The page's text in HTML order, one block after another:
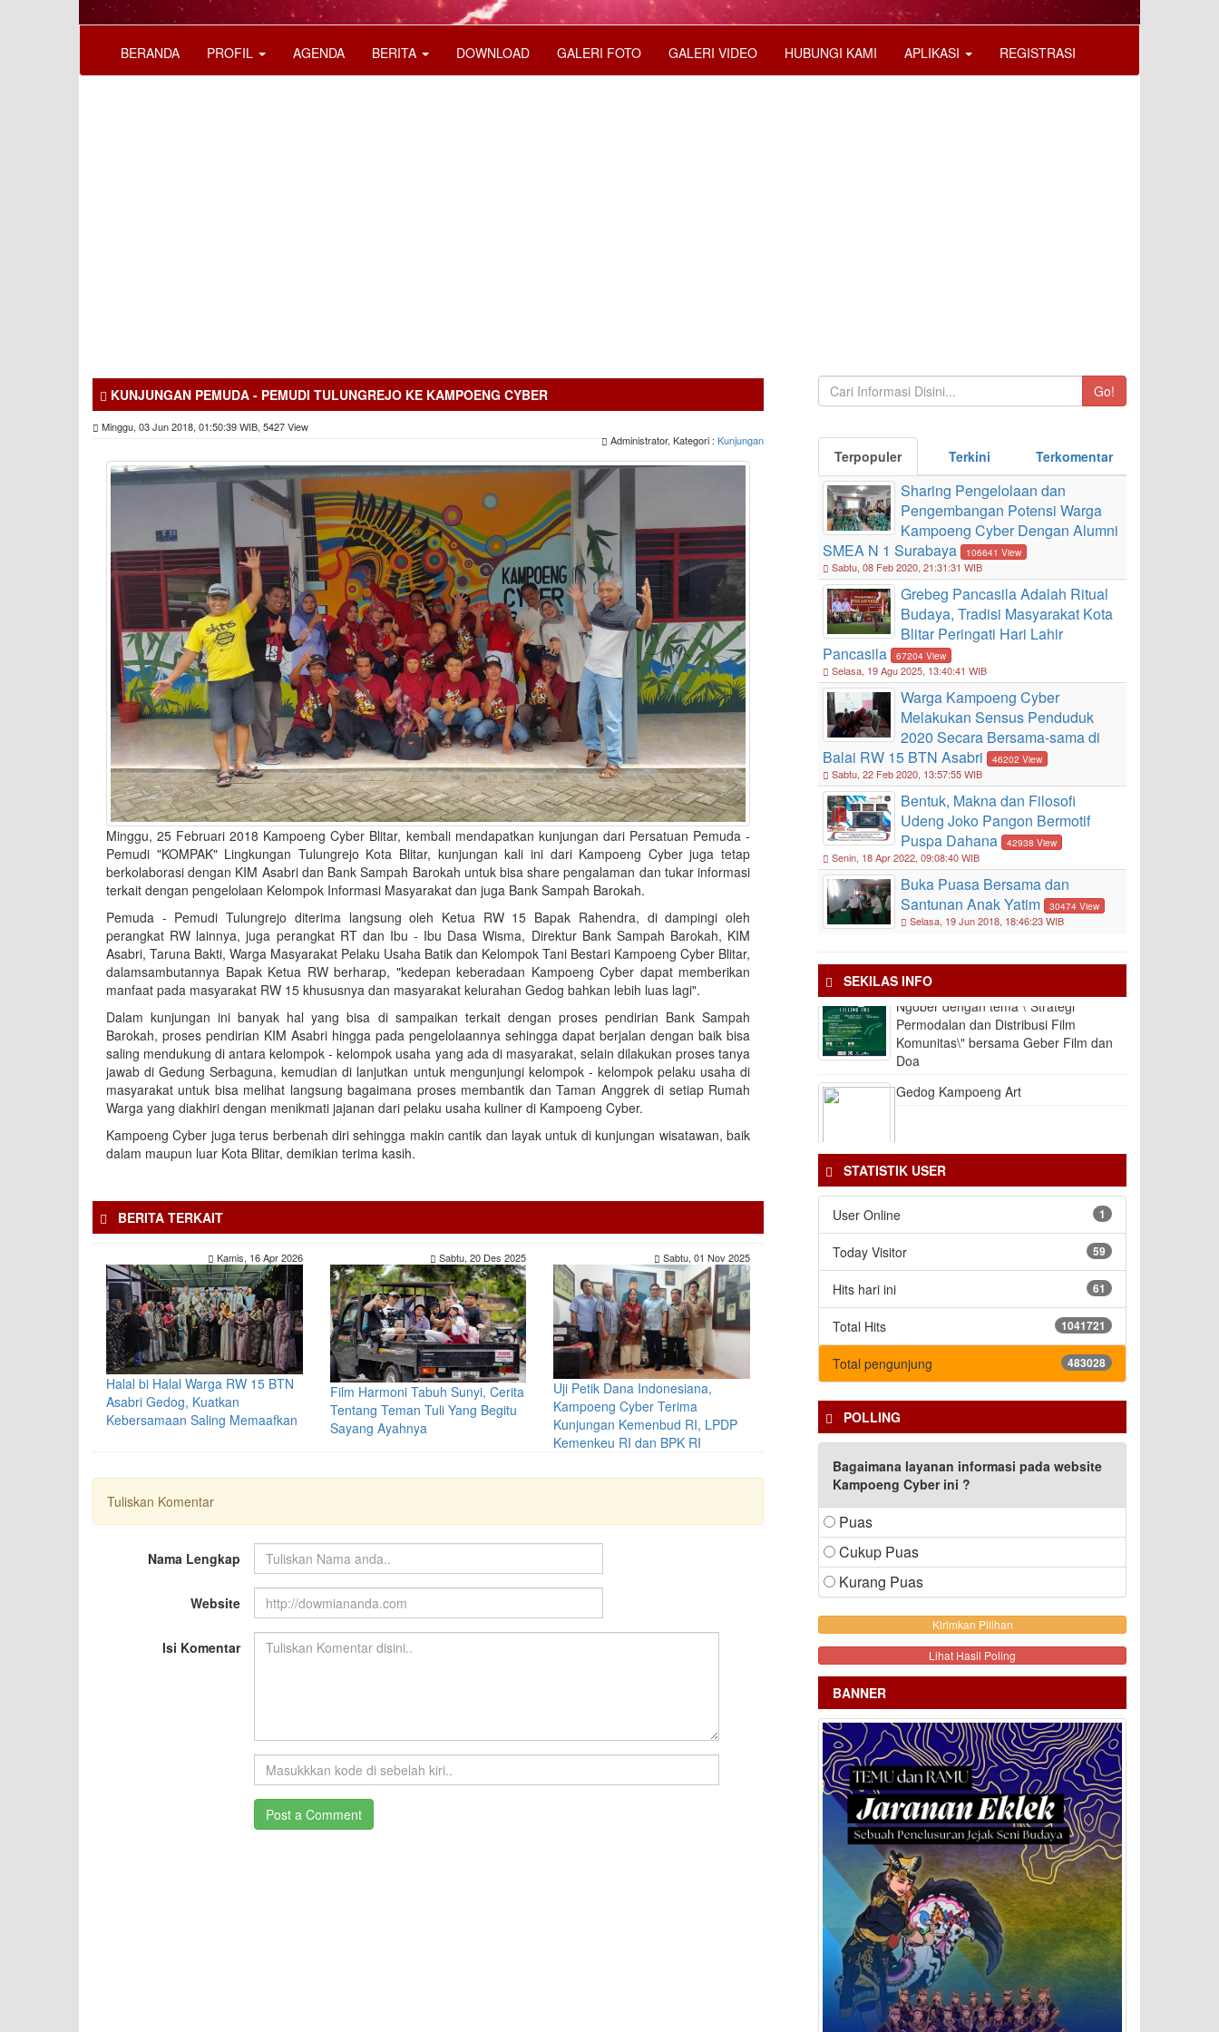
BERANDA PROFIL AGENDA BERITA DOWNLOAD GALERI FOTO GALERI VIDEO HUBUNGI KAMI APLIKASI REGISTRASI
KUNJUNGAN PEMUDA - PEMUDI TULUNGREJO KE KAMPOENG CYBER
Minggu, 03 Jun 2018, 01:50:39 WIB, 5427 View
Administrator, Kategori : Kunjungan
Minggu, 25 Februari 2018 Kampoeng Cyber Blitar, kembali mendapatkan kunjungan dari Persatuan Pemuda -
Pemudi "KOMPAK" Lingkungan Tulungrejo Kota Blitar, kunjungan kali ini dari Kampoeng Cyber juga tetap
berkolaborasi dengan KIM Asabri dan Bank Sampah Barokah untuk bisa share pengalaman dan tukar informasi
terkait dengan pengelolaan Kelompok Informasi Masyarakat dan juga Bank Sampah Barokah.
Pemuda - Pemudi Tulungrejo diterima langsung oleh Ketua RW 15 Bapak Rahendra, di dampingi oleh
perangkat RW lainnya, juga perangkat RT dan Ibu - Ibu Dasa Wisma, Direktur Bank Sampah Barokah, KIM
Asabri, Taruna Bakti, Warga Masyarakat Pelaku Usaha Batik dan Kelompok Tani Bestari Kampoeng Cyber Blitar,
dalamsambutannya Bapak Ketua RW berharap, "kedepan keberadaan Kampoeng Cyber dapat memberikan
manfaat pada masyarakat RW 15 khususnya dan masyarakat kelurahan Gedog bahkan lebih luas lagi".
Dalam kunjungan ini banyak hal yang bisa di sampaikan terkait dengan proses pendirian Bank Sampah
Barokah, proses pendirian KIM Asabri hingga pada pengelolaannya sehingga dapat berjalan dengan baik bisa
saling mendukung di antara kelompok - kelompok usaha yang ada di masyarakat, selain dilakukan proses tanya
jawab di Gedung Serbaguna, kemudian di lanjutkan untuk mengunjungi kelompok - kelompok pelaku usaha di
masyarakat untuk bisa melihat langsung bagaimana proses membantik dan Taman Anggrek di setiap Rumah
Warga yang diakhiri dengan menikmati jajanan dari pelaku usaha kuliner di Kampoeng Cyber.
Kampoeng Cyber juga terus berbenah diri sehingga makin cantik dan layak untuk di kunjungan wisatawan, baik
dalam maupun luar Kota Blitar, demikian terima kasih.
BERITA TERKAIT
Kamis, 16 Apr 2026
Halal bi Halal Warga RW 15 BTN
Asabri Gedog, Kuatkan
Kebersamaan Saling Memaafkan
Sabtu, 20 Des 2025
Film Harmoni Tabuh Sunyi, Cerita
Tentang Teman Tuli Yang Begitu
Sayang Ayahnya
Sabtu, 01 Nov 2025
Uji Petik Dana Indonesiana,
Kampoeng Cyber Terima
Kunjungan Kemenbud RI, LPDP
Kemenkeu RI dan BPK RI
Tuliskan Komentar
Nama Lengkap
Website
Isi Komentar
Go!
Terpopuler Terkini Terkomentar
Sharing Pengelolaan dan
Pengembangan Potensi Warga
Kampoeng Cyber Dengan Alumni
SMEA N 1 Surabaya
106641 View
Sabtu, 08 Feb 2020, 21:31:31 WIB
Grebeg Pancasila Adalah Ritual
Budaya, Tradisi Masyarakat Kota
Blitar Peringati Hari Lahir
Pancasila
67204 View
Selasa, 19 Agu 2025, 13:40:41 WIB
Warga Kampoeng Cyber
Melakukan Sensus Penduduk
2020 Secara Bersama-sama di
Balai RW 15 BTN Asabri
46202 View
Sabtu, 22 Feb 2020, 13:57:55 WIB
Bentuk, Makna dan Filosofi
Udeng Joko Pangon Bermotif
Puspa Dahana
42938 View
Senin, 18 Apr 2022, 09:08:40 WIB
Buka Puasa Bersama dan
Santunan Anak Yatim
30474 View
Selasa, 19 Jun 2018, 18:46:23 WIB
SEKILAS INFO
LAKON APIK Vol. 20
Gedog Kampoeng Art 2021
Layanan Panggilan Darurat 112
Ngober dengan tema \"Strategi
Permodalan dan Distribusi Film
Komunitas\" bersama Geber Film dan
Doa
STATISTIK USER
User Online 1
Today Visitor 59
Hits hari ini 61
Total Hits 1041721
Total pengunjung 483028
POLLING
Bagaimana layanan informasi pada website
Kampoeng Cyber ini ?
Puas
Cukup Puas
Kurang Puas
Lihat Hasil Poling
BANNER